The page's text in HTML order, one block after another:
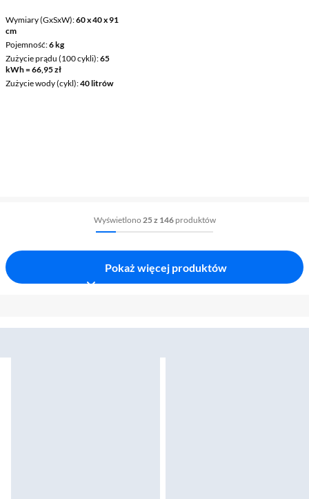
Wymiary (GxSxW) 60 x 40 x 91
cm
Pojemność 6 kg
Zużycie prądu (100 cykli) 65
kWh = 66,95 zł
Zużycie wody (cykl) 40 litrów
Wyświetlono 25 z 146 produktów
Pokaż więcej produktów